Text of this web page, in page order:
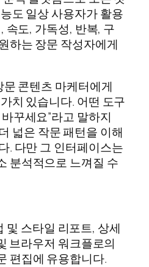
도 일상 사용자가 활용
속도, 가독성, 반복, 구
하는 장문 작성자에게
콘텐츠 마케터에게
치 있습니다. 어떤 도구
꾸세요”라고 말하지
넓은 작문 패턴을 이해
. 다만 그 인터페이스는
분석적으로 느껴질 수
및 스타일 리포트, 상세
브라우저 워크플로의
편집에 유용합니다.